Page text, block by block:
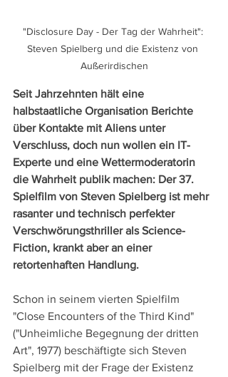
"Disclosure Day - Der Tag der Wahrheit":
Steven Spielberg und die Existenz von
Außerirdischen
Seit Jahrzehnten hält eine
halbstaatliche Organisation Berichte
über Kontakte mit Aliens unter
Verschluss, doch nun wollen ein IT-
Experte und eine Wettermoderatorin
die Wahrheit publik machen: Der 37.
Spielfilm von Steven Spielberg ist mehr
rasanter und technisch perfekter
Verschwörungsthriller als Science-
Fiction, krankt aber an einer
retortenhaften Handlung.
Schon in seinem vierten Spielfilm
"Close Encounters of the Third Kind"
("Unheimliche Begegnung der dritten
Art", 1977) beschäftigte sich Steven
Spielberg mit der Frage der Existenz